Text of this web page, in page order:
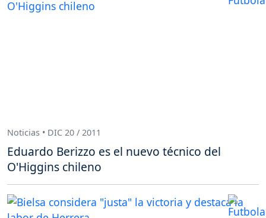
Noticias • DIC 20 / 2011
Eduardo Berizzo es el nuevo técnico del
O'Higgins chileno